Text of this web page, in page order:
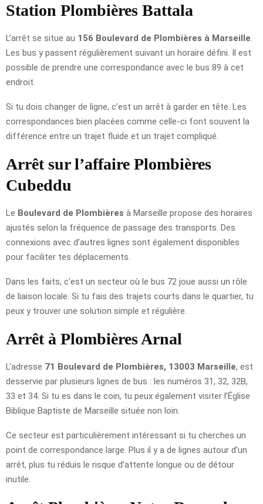
Station Plombières Battala
L’arrêt se situe au 156 Boulevard de Plombières à Marseille
Les bus y passent régulièrement suivant un horaire défini. Il est
possible de prendre une correspondance avec le bus 89 à cet
endroit.
Si tu dois changer de ligne, c’est un arrêt à garder en tête. Les
correspondances bien placées comme celle-ci font souvent la
différence entre un trajet fluide et un trajet compliqué.
Arrêt sur l’affaire Plombières
Cubeddu
Le Boulevard de Plombières à Marseille propose des horaires
ajustés selon la fréquence de passage des transports. Des
connexions avec d’autres lignes sont également disponibles
pour faciliter tes déplacements.
Dans les faits, c’est un secteur où le bus 72 joue aussi un rôle
de liaison locale. Si tu fais des trajets courts dans le quartier, tu
peux y trouver une solution simple et régulière.
Arrêt à Plombières Arnal
L’adresse 71 Boulevard de Plombières, 13003 Marseille, est
desservie par plusieurs lignes de bus : les numéros 31, 32, 32B,
33 et 34. Si tu es dans le coin, tu peux également visiter l’Église
Biblique Baptiste de Marseille située non loin.
Ce secteur est particulièrement intéressant si tu cherches un
point de correspondance large. Plus il y a de lignes autour d’un
arrêt, plus tu réduis le risque d’attente longue ou de détour
inutile.